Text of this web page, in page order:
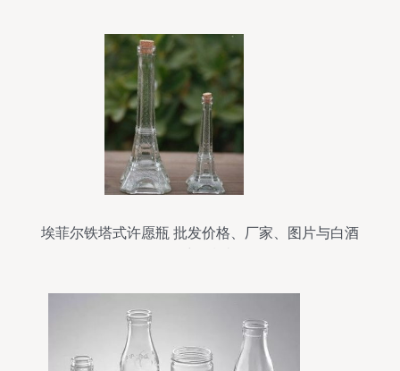
埃菲尔铁塔式许愿瓶 批发价格、厂家、图片与白酒